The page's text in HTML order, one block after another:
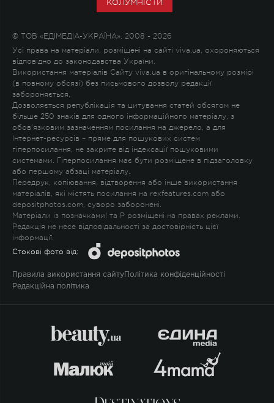
КОЛУМНІСТИ
© ТОВ «ЕДІМЕДІА-УКРАЇНА», 2008 - 2026
Усі права на матеріали, розміщені на сайті viva.ua, охороняються
відповідно до законодавства України.
Використання матеріалів Сайту viva.ua в оригінальному розмірі
(в повному обсязі) без письмового дозволу редакції
забороняється.
Дозволяється републікація та цитування статей обсягом не
більше 250 знаків для одного інформаційного матеріалу, з
обов'язковим зазначенням посилання на джерело, а для
Інтернет-ресурсів – пряме для пошукових систем
гіперпосилання, не закрите від індексації пошуковими
системами. Гіперпосилання має бути розміщене в підзаголовку
або першому абзаці матеріалу.
Передрук, копіювання, відтворення або інше використання
матеріалів, які містять посилання на rexfeatures.com або
depositphotos.com, суворо заборонені.
Матеріали із позначками! та P розміщені на правах реклами.
Редакція не несе відповідальності за достовірність цієї
інформації.
Стокові фото від:
Правила використання сайту Політика конфіденційності
Редакційна політика